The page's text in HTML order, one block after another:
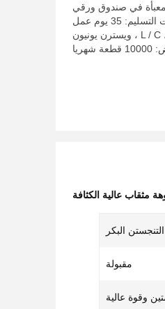
معبأة في صندوق ورقي
35 يوم عمل
مثقاب عالية الكثافة
مقبولة
وقوة عالية